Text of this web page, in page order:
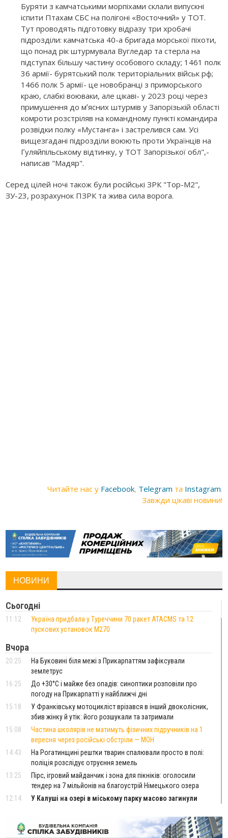
Буряти з камчатськими морпіхами склали випускні
іспити Птахам СБС на полігоні «Восточний» у ТОТ.
Тут проводять підготовку відразу три хробачі
підрозділи: камчатська 40-а бригада морської піхоти,
що понад рік штурмувала Вугледар та стерла на
підступах більшу частину особового складу; 1461 полк
36 армії- бурятський полк територіальних військ рф;
1466 полк 5 армії- це новобранці з приморського
краю, слабкі воюваки, але цікаві- у 2023 році через
примушення до мʼясних штурмів у Запорізькій області
комроти розстріляв на командному пункті командира
розвідки полку «Мустанга» і застрелився сам. Усі
вищезгадані підрозділи воюють проти Українців на
Гуляйпільському відтинку, у ТОТ Запорізької обл",-
написав "Мадяр".
Серед цілей ночі також були російські ЗРК "Тор-М2",
ЗУ-23, розрахунок ПЗРК та жива сила ворога.
Читайте нас у Facebook, Telegram та Instagram.
Завжди цікаві новини!
НОВИНИ
Сьогодні
11:12
Україна придбала у Туреччини 70 ракет ATACMS та 12
пускових установок M270
Вчора
20:25
На Буковині біля межі з Прикарпаттям зафіксували
землетрус
16:25
До +30°C і майже без опадів: синоптики розповіли про
погоду на Прикарпатті у найближчі дні
15:18
У Франківську мотоцикліст врізався в інший двоколісник,
збив жінку й утік: його розшукали та затримали
15:08
Частина школярів не матимуть фізичних підручників на 1
вересня через російські обстріли — МОН
14:43
На Рогатинщині рештки тварин спалювали просто в полі:
поліція розслідує отруєння земель
13:25
Пірс, ігровий майданчик і зона для пікніків: оголосили
тендер на 7 мільйонів на благоустрій Німецького озера
12:14
У Калуші на озері в міському парку масово загинули
11:18
Майстра лісу з Верховинщини оштрафували на 600 тисяч за
переправлення чоловіків до Румунії